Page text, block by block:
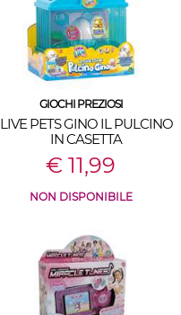
GIOCHI PREZIOSI
LIVE PETS GINO IL PULCINO
IN CASETTA
€ 11,99
NON DISPONIBILE